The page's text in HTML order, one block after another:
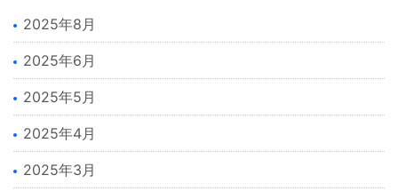
2025年8月
2025年6月
2025年5月
2025年4月
2025年3月